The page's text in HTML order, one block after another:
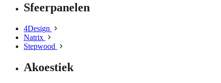
Sfeerpanelen
4Design
Natrix
Stepwood
Akoestiek